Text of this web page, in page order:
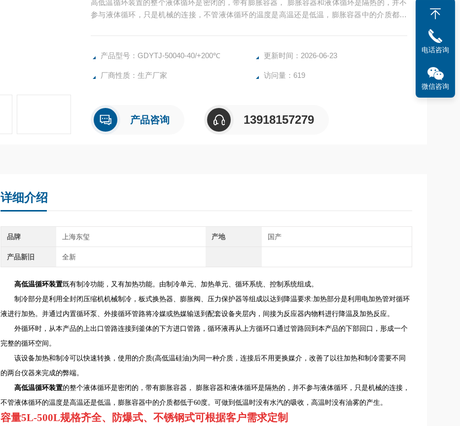
高低温循环装置的整个液体循环是密闭的，带有膨胀容器， 膨胀容器和液体循环是隔热的，并不
参与液体循环，只是机械的连接，不管液体循环的温度是高温还是低温，膨胀容器中的介质都低
产品型号：GDYTJ-50040-40/+200℃ 更新时间：2026-06-23
厂商性质：生产厂家 访问量：619
产品咨询 13918157279
详细介绍
品牌 上海东玺 产地 国产
产品新旧 全新
高低温循环装置既有制冷功能，又有加热功能。由制冷单元、加热单元、循环系统、控制系统组成。
制冷部分是利用全封闭压缩机机械制冷，板式换热器、膨胀阀、压力保护器等组成以达到降温要求:加热部分是利用电加热管对循环
液进行加热。 并通过内置循环泵、外接循环管路将冷媒或热媒输送到配套设备夹层内，间接为反应器内物料进行降温及加热反应。
外循环时，从本产品的上出口管路连接到釜体的下方进口管路，循环液再从上方循环口通过管路回到本产品的下部回口，形成一个
完整的循环空间。
该设备加热和制冷可以快速转换，使用的介质(高低温硅油)为同一种介质，连接后不用更换媒介，改善了以往加热和制冷需要不同
的两台仪器来完成的弊端。
高低温循环装置的整个液体循环是密闭的，带有膨胀容器， 膨胀容器和液体循环是隔热的，并不参与液体循环，只是机械的连接，
不管液体循环的温度是高温还是低温，膨胀容器中的介质都低于60度。可做到低温时没有水汽的吸收，高温时没有油雾的产生。
容量5L-500L规格齐全、 防爆式、不锈钢式可根据客户需求定制
电话咨询
微信咨询